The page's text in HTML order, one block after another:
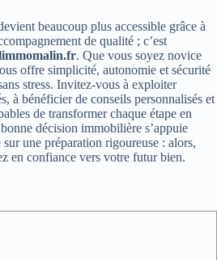
beaucoup plus accessible grâce à
de qualité ; c’est
. Que vous soyez novice
offre simplicité, autonomie et sécurité
stress. Invitez-vous à exploiter
à bénéficier de conseils personnalisés et
de transformer chaque étape en
décision immobilière s’appuie
une préparation rigoureuse : alors,
en confiance vers votre futur bien.